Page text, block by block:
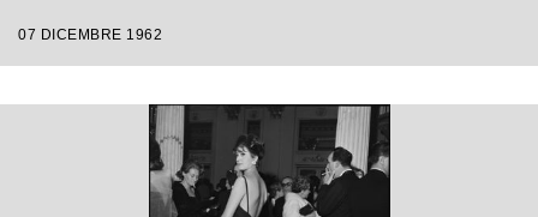
Gavazzeni, con la regia di Giorgio De
07 DICEMBRE 1962